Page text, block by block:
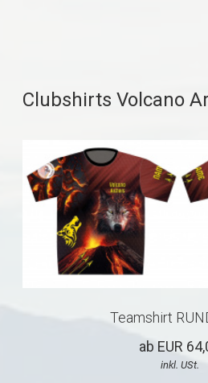
Clubshirts Volcano
Teamshirt
ab EUR
inkl. USt.